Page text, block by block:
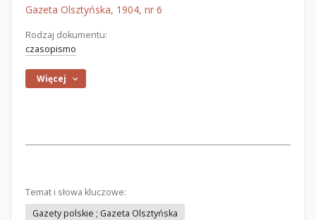
Gazeta Olsztyńska, 1904, nr 6
Rodzaj dokumentu:
czasopismo
Więcej
Temat i słowa kluczowe:
Gazety polskie ; Gazeta Olsztyńska